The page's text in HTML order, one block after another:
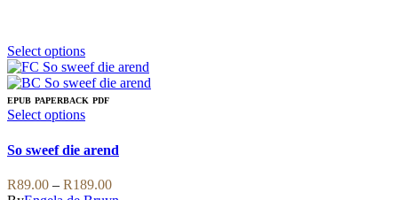
Select optionsThis
product
has
multiple
variants.
options
may
be
chosen
EPUB PAPERBACK PDF
Select optionsThis
has
multiple
variants.
The
So sweef die arend
R89.00 – R189.00Price